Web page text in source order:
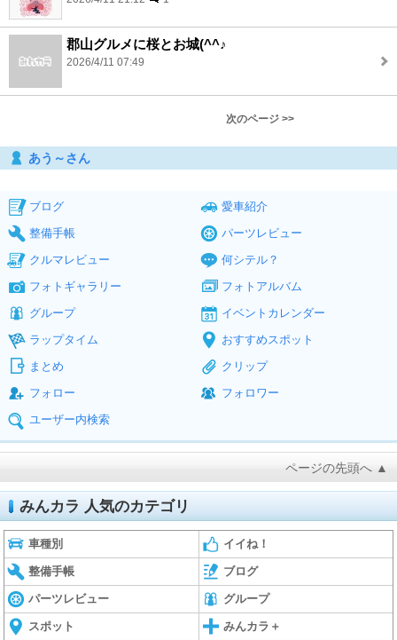
郡山グルメに桜とお城(^^♪
2026/4/11 07:49
次のページ >>
あう～さん
ブログ
愛車紹介
整備手帳
パーツレビュー
クルマレビュー
何シテル？
フォトギャラリー
フォトアルバム
グループ
イベントカレンダー
ラップタイム
おすすめスポット
まとめ
クリップ
フォロー
フォロワー
ユーザー内検索
ページの先頭へ ▲
みんカラ 人気のカテゴリ
車種別 イイね！
整備手帳 ブログ
パーツレビュー グループ
スポット みんカラ＋